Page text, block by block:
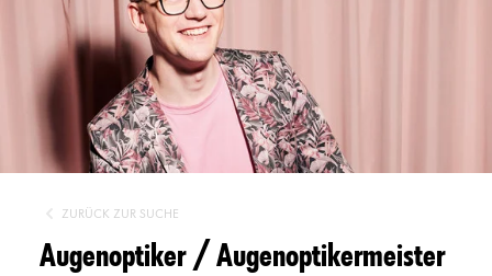
ZURÜCK ZUR SUCHE
Augenoptiker / Augenoptikermeister